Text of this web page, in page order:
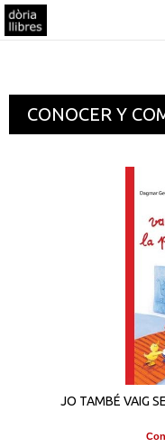
CONOCER Y
JO TAMBÉ VAIG